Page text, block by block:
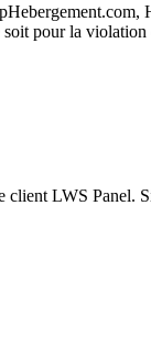
pour la
LWS Panel.